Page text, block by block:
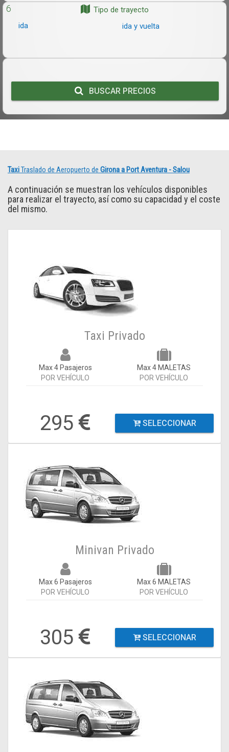
6
Tipo de trayecto
ida
ida y vuelta
BUSCAR PRECIOS
TaxiTraslado de Aeropuerto de Girona a Port Aventura - Salou
A continuación se muestran los vehículos disponibles
para realizar el trayecto, así como su capacidad y el coste
del mismo.
Taxi Privado
Max 4 Pasajeros
POR VEHÍCULO
Max 4 MALETAS
POR VEHÍCULO
295 SELECCIONAR
Minivan Privado
Max 6 Pasajeros
POR VEHÍCULO
Max 6 MALETAS
POR VEHÍCULO
305 SELECCIONAR